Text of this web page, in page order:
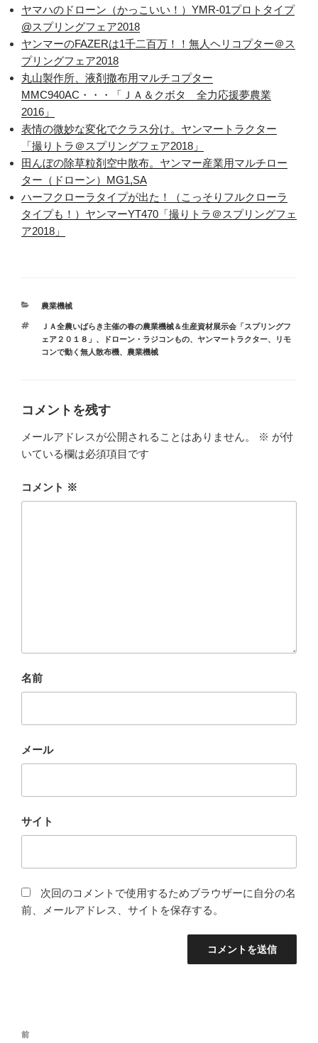
ヤマハのドローン（かっこいい！）YMR-01プロトタイプ
@スプリングフェア2018
ヤンマーのFAZERは1千二百万！！無人ヘリコプター＠ス
プリングフェア2018
丸山製作所、液剤撒布用マルチコプター
MMC940AC・・・「ＪＡ＆クボタ 全力応援夢農業
2016」
表情の微妙な変化でクラス分け。ヤンマートラクター
「撮りトラ＠スプリングフェア2018」
田んぼの除草粒剤空中散布。ヤンマー産業用マルチロー
ター（ドローン）MG1,SA
ハーフクローラタイプが出た！（こっそりフルクローラ
タイプも！）ヤンマーYT470「撮りトラ＠スプリングフェ
ア2018」
カ
ゴ
リ
ー
農業機械
タ
グ
ＪＡ全農いばらき主催の春の農業機械＆生産資材展示会「スプリングフ
ェア２０１８」 、 ドローン・ラジコンもの、 ヤンマートラクター、
リモ
コンで動く無人散布機、 農業機械
コメントを残す
メールアドレスが公開されることはありません。 ※ が付
いている欄は必須項目です
コメント ※
名前
メール
サイト
次回のコメントで使用するためブラウザーに自分の名
前、メールアドレス、サイトを保存する。
投
前
前